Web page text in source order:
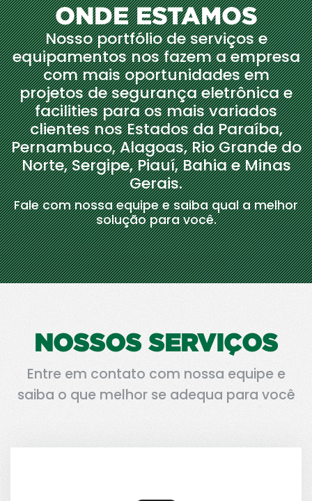
ONDE ESTAMOS
Nosso portfólio de serviços e
equipamentos nos fazem a empresa
com mais oportunidades em
projetos de segurança eletrônica e
facilities para os mais variados
clientes nos Estados da Paraíba,
Pernambuco, Alagoas, Rio Grande do
Norte, Sergipe, Piauí, Bahia e Minas
Gerais.
Fale com nossa equipe e saiba qual a melhor
solução para você.
NOSSOS SERVIÇOS
Entre em contato com nossa equipe e
saiba o que melhor se adequa para você